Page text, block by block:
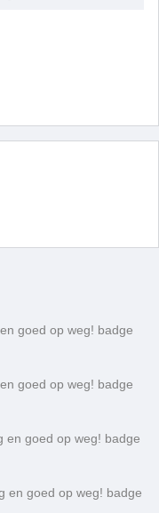
goed op weg! badge
goed op weg! badge
en goed op weg! badge
en goed op weg! badge